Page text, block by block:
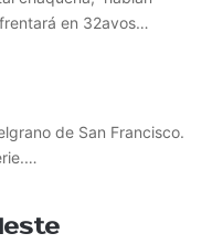
en 32avos…
de San Francisco.